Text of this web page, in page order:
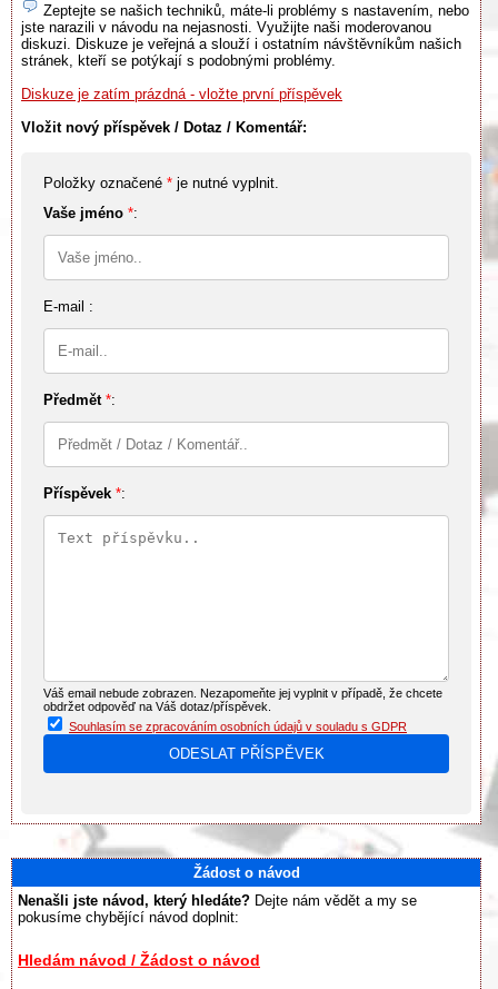
Zeptejte se našich techniků, máte-li problémy s nastavením, nebo
jste narazili v návodu na nejasnosti. Využijte naši moderovanou
diskuzi. Diskuze je veřejná a slouží i ostatním návštěvníkům našich
stránek, kteří se potýkají s podobnými problémy.
Diskuze je zatím prázdná - vložte první příspěvek
Vložit nový příspěvek / Dotaz / Komentář:
Položky označené * je nutné vyplnit.
Vaše jméno *:
E-mail :
Předmět *:
Příspěvek *:
Váš email nebude zobrazen. Nezapomeňte jej vyplnit v případě, že chcete
obdržet odpověď na Váš dotaz/příspěvek.
Souhlasím se zpracováním osobních údajů v souladu s GDPR
Žádost o návod
Nenašli jste návod, který hledáte? Dejte nám vědět a my se
pokusíme chybějící návod doplnit:
Hledám návod / Žádost o návod